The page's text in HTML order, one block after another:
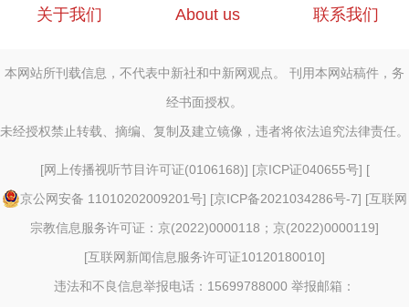
关于我们 About us 联系我们
本网站所刊载信息，不代表中新社和中新网观点。 刊用本网站稿件，务
经书面授权。
未经授权禁止转载、摘编、复制及建立镜像，违者将依法追究法律责任。
[网上传播视听节目许可证(0106168)] [京ICP证040655号] [
京公网安备 11010202009201号] [京ICP备2021034286号-7] [互联网
宗教信息服务许可证：京(2022)0000118；京(2022)0000119]
[互联网新闻信息服务许可证10120180010]
违法和不良信息举报电话：15699788000 举报邮箱：